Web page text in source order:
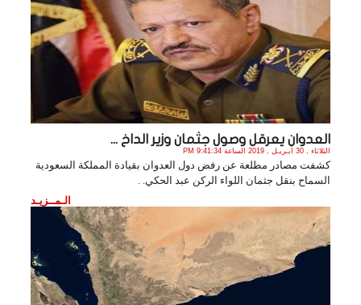
العدوان يعرقل وصول جثمان وزير الداخ ...
الثلاثاء , 30 أبـريـل , 2019 الساعة 9:41:34 PM
كشفت مصادر مطلعة عن رفض دول العدوان بقيادة المملكة السعودية
السماح بنقل جثمان اللواء الركن عبد الحكي. .
الـمــزيـد